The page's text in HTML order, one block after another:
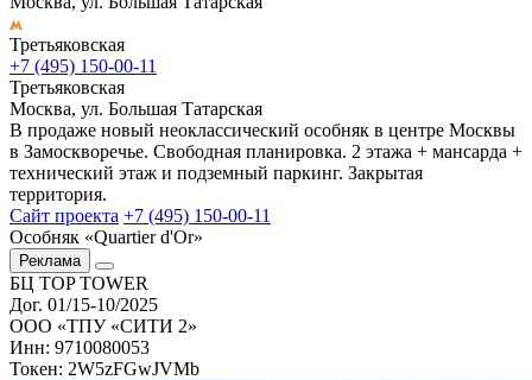
Третьяковская
+7 (495) 150-00-11
Третьяковская
Москва, ул. Большая Татарская
В продаже новый неоклассический особняк в центре Москвы
в Замоскворечье. Свободная планировка. 2 этажа + мансарда +
технический этаж и подземный паркинг. Закрытая
территория.
Сайт проекта +7 (495) 150-00-11
Особняк «Quartier d'Or»
Реклама
БЦ TOP TOWER
Дог. 01/15-10/2025
ООО «ТПУ «СИТИ 2»
Инн: 9710080053
Токен: 2W5zFGwJVMb